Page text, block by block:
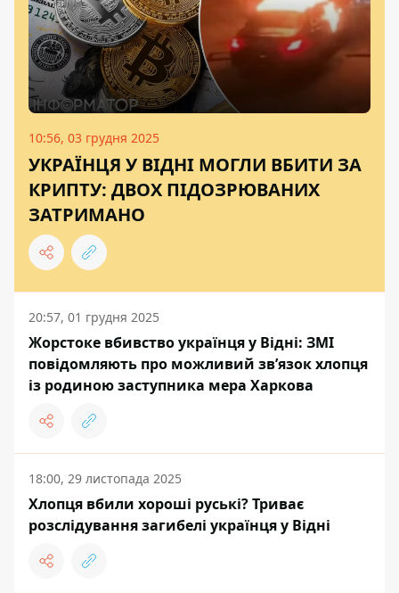
10:56, 03 грудня 2025
УКРАЇНЦЯ У ВІДНІ МОГЛИ ВБИТИ ЗА
КРИПТУ: ДВОХ ПІДОЗРЮВАНИХ
ЗАТРИМАНО
20:57, 01 грудня 2025
Жорстоке вбивство українця у Відні: ЗМІ
повідомляють про можливий зв’язок хлопця
із родиною заступника мера Харкова
18:00, 29 листопада 2025
Хлопця вбили хороші руські? Триває
розслідування загибелі українця у Відні